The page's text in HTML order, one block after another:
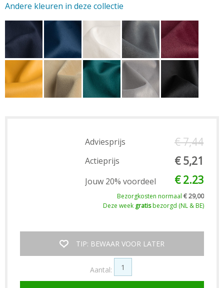
Andere kleuren in deze collectie
Adviesprijs € 7,44
Actieprijs € 5,21
Jouw 20% voordeel € 2.23
Bezorgkosten normaal € 29,00
Deze week gratisbezorgd (NL & BE)
TIP: BEWAAR VOOR LATER
Aantal: